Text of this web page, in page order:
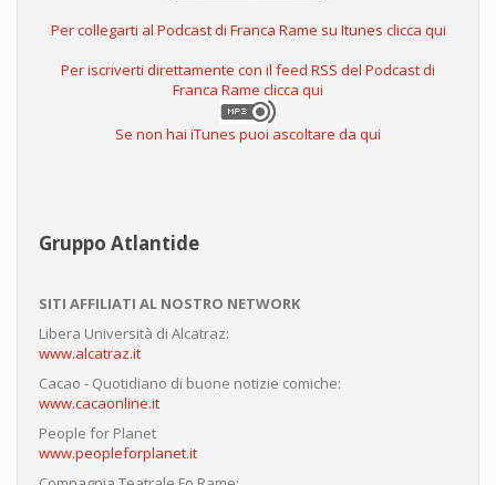
Per collegarti al Podcast di Franca Rame su Itunes clicca qui
Per iscriverti direttamente con il feed RSS del Podcast di
Franca Rame clicca qui
Se non hai iTunes puoi ascoltare da qui
Gruppo Atlantide
SITI AFFILIATI AL NOSTRO NETWORK
Libera Università di Alcatraz:
www.alcatraz.it
Cacao - Quotidiano di buone notizie comiche:
www.cacaonline.it
People for Planet
www.peopleforplanet.it